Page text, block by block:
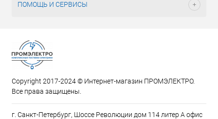
ПОМОЩЬ И СЕРВИСЫ
Copyright 2017-2024 © Интернет-магазин ПРОМЭЛЕКТРО.
Все права защищены.
г. Санкт-Петербург, Шоссе Революции дом 114 литер А офис